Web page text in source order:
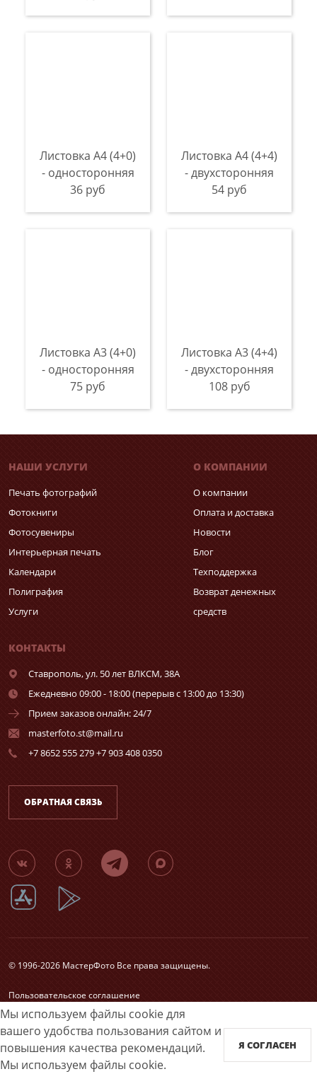
Листовка А4 (4+0)
- односторонняя
36 руб
Листовка А4 (4+4)
- двухсторонняя
54 руб
Листовка А3 (4+0)
- односторонняя
75 руб
Листовка А3 (4+4)
- двухсторонняя
108 руб
Мы используем файлы cookie для
вашего удобства пользования сайтом и
повышения качества рекомендаций.
Мы используем файлы cookie.
Я СОГЛАСЕН
НАШИ УСЛУГИ
Печать фотографий
Фотокниги
Фотосувениры
Интерьерная печать
Календари
Полиграфия
Услуги
О КОМПАНИИ
О компании
Оплата и доставка
Новости
Блог
Техподдержка
Возврат денежных
средств
КОНТАКТЫ
Ставрополь,ул. 50 лет ВЛКСМ, 38А
Ежедневно 09:00 - 18:00 (перерыв с 13:00 до 13:30)
Прием заказов онлайн: 24/7
masterfoto.st@mail.ru
+7 8652 555 279 +7 903 408 0350
ОБРАТНАЯ СВЯЗЬ
© 1996-2026 МастерФото Все права защищены.
Пользовательское соглашение
Согласие на обработку персональных данных
Карта сайта
Принимаем к оплате